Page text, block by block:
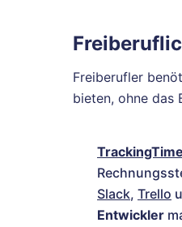
Freiberufler
bieten, ohne das
TrackingTime
Slack, Trello
Entwickler